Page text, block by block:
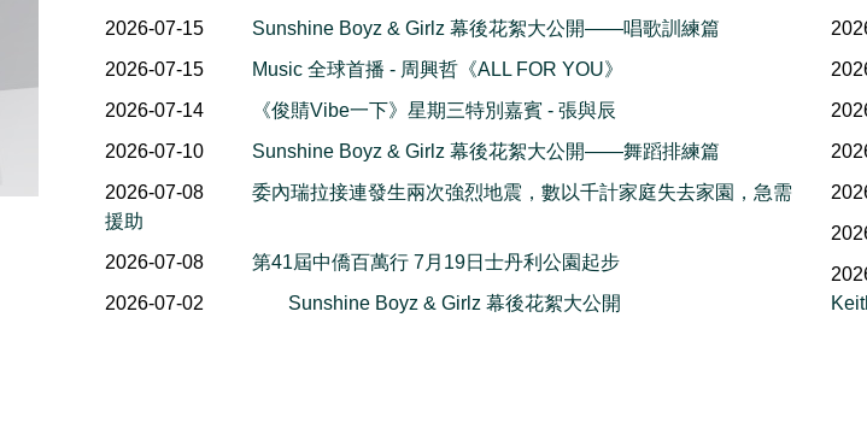
2026-07-15
Sunshine Boyz & Girlz 幕後花絮大公開——唱歌訓練篇
2026-07-15
Music 全球首播 - 周興哲《ALL FOR YOU》
2026-07-14
《俊䝼Vibe一下》星期三特別嘉賓 - 張與辰
2026-07-10
Sunshine Boyz & Girlz 幕後花絮大公開——舞蹈排練篇
2026-07-08
委內瑞拉接連發生兩次強烈地震，數以千計家庭失去家園，急需
援助
2026-07-08
第41屆中僑百萬行 7月19日士丹利公園起步
2026-07-02
Sunshine Boyz & Girlz 幕後花絮大公開